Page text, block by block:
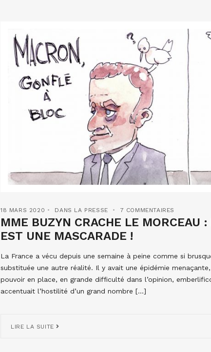
18 MARS 2020 DANS LA PRESSE 7 COMMENTAIRES
MME BUZYN CRACHE LE MORCEAU
EST UNE MASCARADE !
La France a vécu depuis une semaine à peine comme si
substituée une autre réalité. Il y avait une épidémie
pouvoir en place, en grande difficulté dans l’opinion,
accentuait l’hostilité d’un grand nombre […]
LIRE LA SUITE